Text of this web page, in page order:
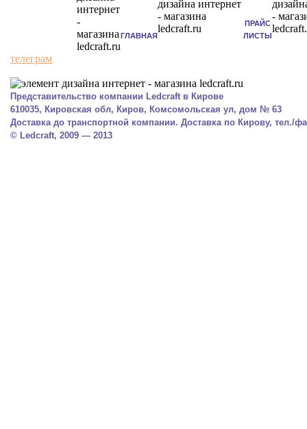
ГЛАВНАЯ
ПРАЙС
ЛИСТЫ
телеграм
Представительство компании Ledcraft в Кирове
610035, Кировская обл, Киров, Комсомольская ул, дом № 63
Доставка до транспортной компании. Доставка по Кирову, тел./
© Ledcraft, 2009 — 2013